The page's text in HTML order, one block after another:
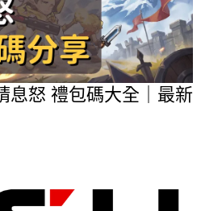
息怒 禮包碼大全｜最新